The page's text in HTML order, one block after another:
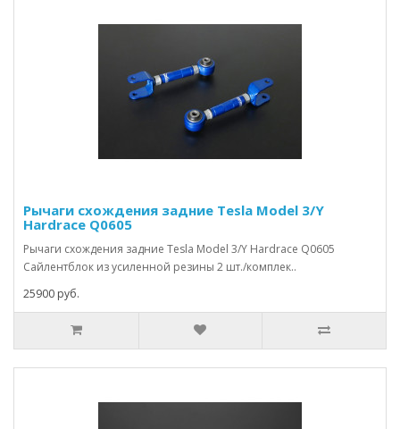
Рычаги схождения задние Tesla Model 3/Y
Hardrace Q0605
Рычаги схождения задние Tesla Model 3/Y Hardrace Q0605
Сайлентблок из усиленной резины 2 шт./комплек..
25900 руб.